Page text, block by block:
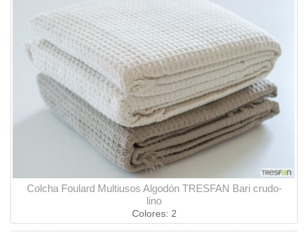
Colcha Foulard Multiusos Algodón TRESFAN Bari crudo-
lino
Colores: 2